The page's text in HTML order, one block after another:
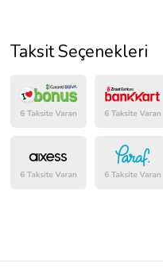
Taksit Seçenekleri